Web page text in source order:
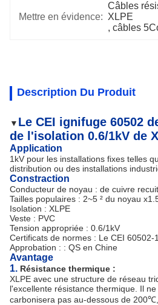
Mettre en évidence:
Câbles
XLPE
, câbles
Description Du Produit
▼ Le CEI ignifuge 60502
de l'isolation 0.6/1kV de
Application
1kV pour les installations fixes telles
distribution ou des installations
Constraction
Conducteur de noyau : de cuivre
Tailles populaires : 2~5 ² du noyau
Isolation : XLPE
Veste : PVC
Tension appropriée : 0.6/1kV
Certificats de normes : Le CEI 60502-1
Approbation : : QS en Chine
Avantage
1. Résistance thermique :
XLPE avec une structure de réseau
l'excellente résistance thermique. Il
carbonisera pas au-dessous de